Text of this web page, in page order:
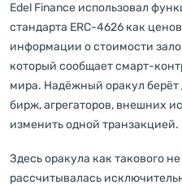
Edel Finance использовал
стандарта ERC-4626 как
информации о стоимости
который сообщает смарт-
мира. Надёжный оракул
бирж, агрегаторов, внешних
изменить одной транзакцией.
Здесь оракула как такового
рассчитывалась